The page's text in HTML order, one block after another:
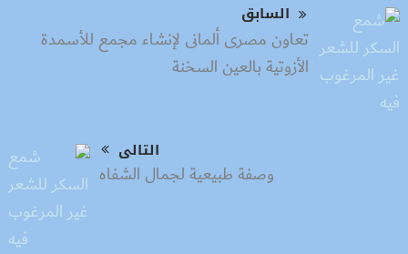
السابق
تعاون مصرى ألمانى لإنشاء مجمع للأسمدة
الأزوتية بالعين السخنة
التالى
وصفة طبيعية لجمال الشفاه